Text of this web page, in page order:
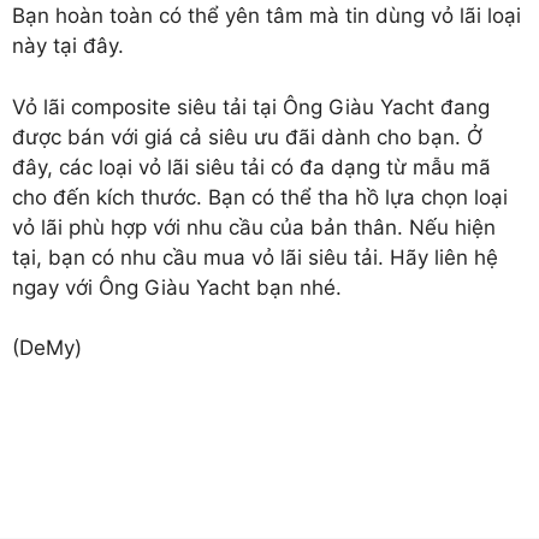
Bạn hoàn toàn có thể yên tâm mà tin dùng vỏ lãi loại
này tại đây.
Vỏ lãi composite siêu tải tại Ông Giàu Yacht đang
được bán với giá cả siêu ưu đãi dành cho bạn. Ở
đây, các loại vỏ lãi siêu tải có đa dạng từ mẫu mã
cho đến kích thước. Bạn có thể tha hồ lựa chọn loại
vỏ lãi phù hợp với nhu cầu của bản thân. Nếu hiện
tại, bạn có nhu cầu mua vỏ lãi siêu tải. Hãy liên hệ
ngay với Ông Giàu Yacht bạn nhé.
(DeMy)